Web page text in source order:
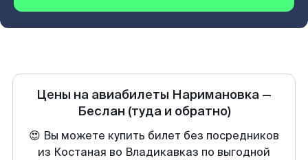
Цены на авиабилеты Наримановка —
Беслан (туда и обратно)
😍 Вы можете купить билет без посредников
из Костаная во Владикавказ по выгодной